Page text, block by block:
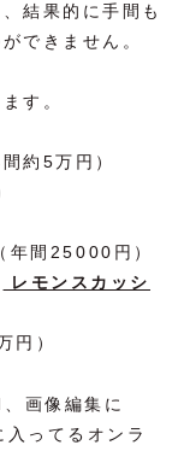
結果的に手間も
できません。
す。
約5万円）
年間25000円）
レモンスカッシ
円）
画像編集に
ってるオンラ